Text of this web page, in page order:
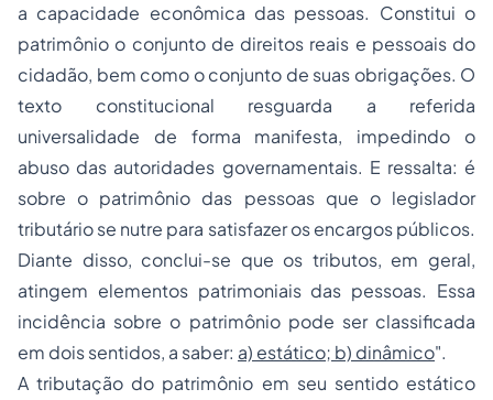
a capacidade econômica das pessoas. Constitui o
patrimônio o conjunto de direitos reais e pessoais do
cidadão, bem como o conjunto de suas obrigações. O
texto constitucional resguarda a referida
universalidade de forma manifesta, impedindo o
abuso das autoridades governamentais. E ressalta: é
sobre o patrimônio das pessoas que o legislador
tributário se nutre para satisfazer os encargos públicos.
Diante disso, conclui-se que os tributos, em geral,
atingem elementos patrimoniais das pessoas. Essa
incidência sobre o patrimônio pode ser classificada
em dois sentidos, a saber: a) estático; b) dinâmico".
A tributação do patrimônio em seu sentido estático